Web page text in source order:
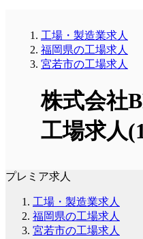
工場・製造業求人
福岡県の工場求人
宮若市の工場求人
株式会社
工場求人
プレミア求人
工場・製造業求人
福岡県の工場求人
宮若市の工場求人